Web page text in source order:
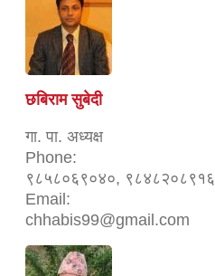
छबिराम सुबेदी
गा. पा. अध्यक्ष
Phone:
९८५८०६९०४०, ९८४८२०८९१६
Email:
chhabis99@gmail.com